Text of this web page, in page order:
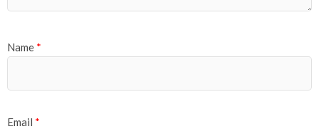
Name *
Email *